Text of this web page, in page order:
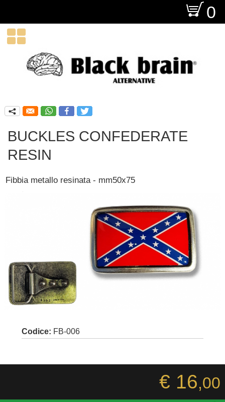
O 0

q
BUCKLES CONFEDERATE
RESIN
Fibbia metallo resinata - mm50x75
Codice: FB-006
€ 16,00